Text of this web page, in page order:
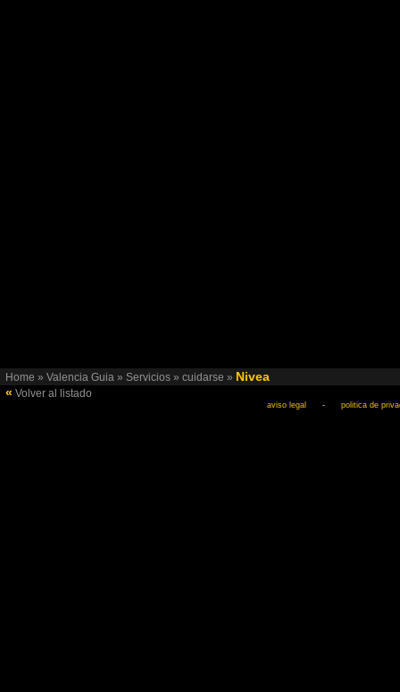
Home » Valencia Guia » Servicios » cuidarse » Nivea
« Volver al listado
aviso legal -politica de